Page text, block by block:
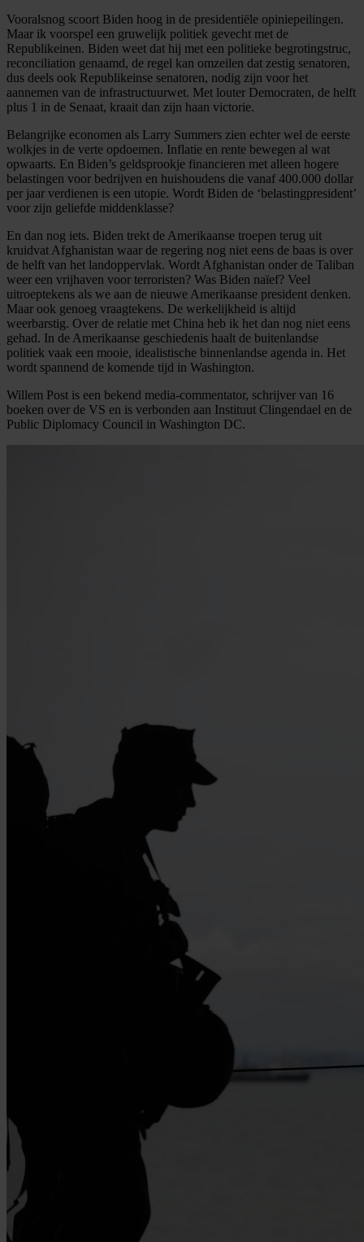
Vooralsnog scoort Biden hoog in de presidentiële opiniepeilingen.
Maar ik voorspel een gruwelijk politiek gevecht met de
Republikeinen. Biden weet dat hij met een politieke begrotingstruc,
reconciliation genaamd, de regel kan omzeilen dat zestig senatoren,
dus deels ook Republikeinse senatoren, nodig zijn voor het
aannemen van de infrastructuurwet. Met louter Democraten, de helft
plus 1 in de Senaat, kraait dan zijn haan victorie.
Belangrijke economen als Larry Summers zien echter wel de eerste
wolkjes in de verte opdoemen. Inflatie en rente bewegen al wat
opwaarts. En Biden’s geldsprookje financieren met alleen hogere
belastingen voor bedrijven en huishoudens die vanaf 400.000 dollar
per jaar verdienen is een utopie. Wordt Biden de ‘belastingpresident’
voor zijn geliefde middenklasse?
En dan nog iets. Biden trekt de Amerikaanse troepen terug uit
kruidvat Afghanistan waar de regering nog niet eens de baas is over
de helft van het landoppervlak. Wordt Afghanistan onder de Taliban
weer een vrijhaven voor terroristen? Was Biden naïef? Veel
uitroeptekens als we aan de nieuwe Amerikaanse president denken.
Maar ook genoeg vraagtekens. De werkelijkheid is altijd
weerbarstig. Over de relatie met China heb ik het dan nog niet eens
gehad. In de Amerikaanse geschiedenis haalt de buitenlandse
politiek vaak een mooie, idealistische binnenlandse agenda in. Het
wordt spannend de komende tijd in Washington.
Willem Post is een bekend media-commentator, schrijver van 16
boeken over de VS en is verbonden aan Instituut Clingendael en de
Public Diplomacy Council in Washington DC.